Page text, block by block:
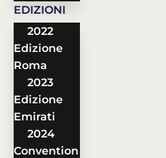
EDIZIONI
2022
Edizione
Roma
2023
Edizione
Emirati
2024
Convention